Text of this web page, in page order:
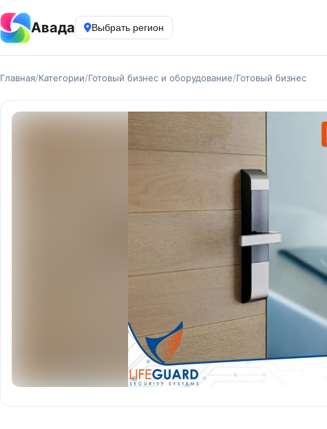
Авада Выбрать регион
Главная/Категории/Готовый бизнес и оборудование/Готовый бизнес